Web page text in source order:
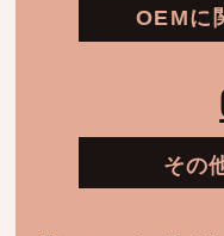
OEMに
その